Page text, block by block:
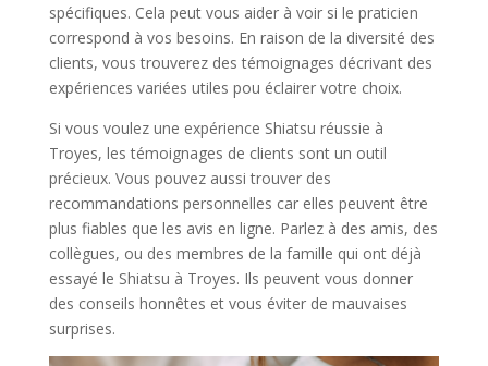
spécifiques. Cela peut vous aider à voir si le praticien
correspond à vos besoins. En raison de la diversité des
clients, vous trouverez des témoignages décrivant des
expériences variées utiles pou éclairer votre choix.
Si vous voulez une expérience Shiatsu réussie à
Troyes, les témoignages de clients sont un outil
précieux. Vous pouvez aussi trouver des
recommandations personnelles car elles peuvent être
plus fiables que les avis en ligne. Parlez à des amis, des
collègues, ou des membres de la famille qui ont déjà
essayé le Shiatsu à Troyes. Ils peuvent vous donner
des conseils honnêtes et vous éviter de mauvaises
surprises.